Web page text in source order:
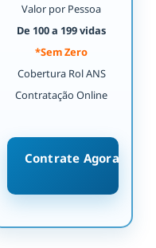
Valor por Pessoa
De 100 a 199 vidas
*Sem Zero
Cobertura Rol ANS
Contratação Online
Contrate Agora